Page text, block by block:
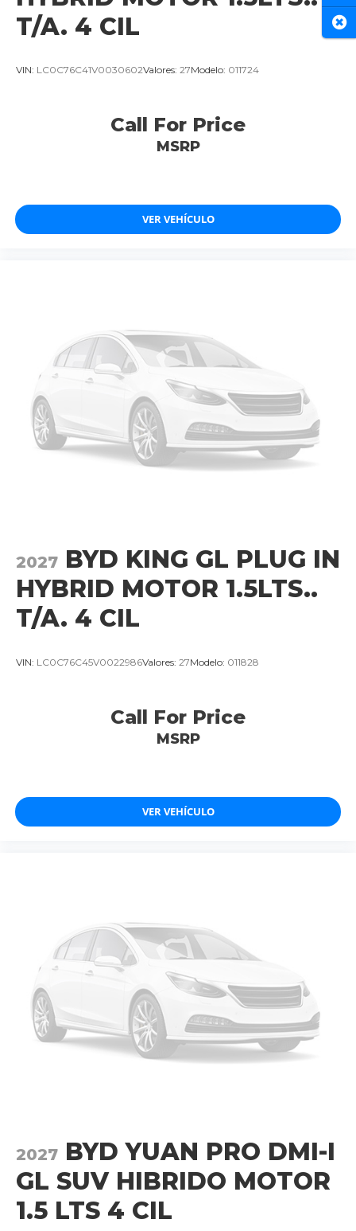
T/A. 4 CIL
VIN: LC0C76C41V0030602Valores: 27Modelo: 011724
Call For Price
MSRP
VER VEHÍCULO
2027 BYD KING GL PLUG IN
HYBRID MOTOR 1.5LTS..
T/A. 4 CIL
VIN: LC0C76C45V0022986Valores: 27Modelo: 011828
Call For Price
MSRP
VER VEHÍCULO
2027 BYD YUAN PRO DMI-I
GL SUV HIBRIDO MOTOR
1.5 LTS 4 CIL